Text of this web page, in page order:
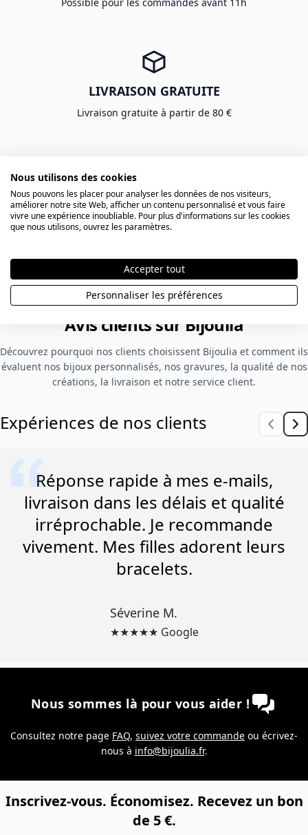
LIVRAISON GRATUITE
Livraison gratuite à partir de 80 €
ATELIER EN FRANCE
Gravé dans le sud
★★★★★
Avis clients sur Bijoulia
Découvrez pourquoi nos clients choisissent Bijoulia et comment ils
évaluent nos bijoux personnalisés, nos gravures, la qualité de nos
créations, la livraison et notre service client.
Expériences de nos clients
Réponse rapide à mes e-mails,
livraison dans les délais et qualité
irréprochable. Je recommande
vivement. Mes filles adorent leurs
bracelets.
Séverine M.
★★★★★ Google
Nous sommes là pour vous aider !
Consultez notre page FAQ, suivez votre commande ou écrivez-
nous à info@bijoulia.fr.
Inscrivez-vous. Économisez. Recevez un bon
de 5 €.
Nous utilisons des cookies
Nous pouvons les placer pour analyser les données de nos visiteurs,
améliorer notre site Web, afficher un contenu personnalisé et vous faire
vivre une expérience inoubliable. Pour plus d'informations sur les cookies
que nous utilisons, ouvrez les paramètres.
Accepter tout
Personnaliser les préférences